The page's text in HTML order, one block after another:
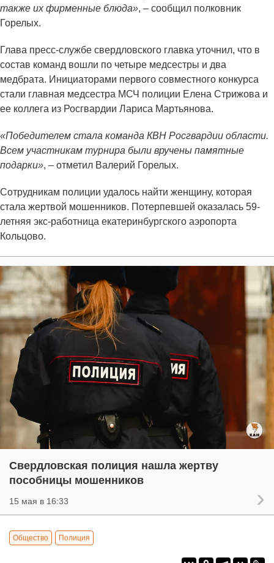
также их фирменные блюда», – сообщил полковник
Горелых.
Глава пресс-службе свердловского главка уточнил, что в
состав команд вошли по четыре медсестры и два
медбрата. Инициаторами первого совместного конкурса
стали главная медсестра МСЧ полиции Елена Стрижова и
ее коллега из Росгвардии Лариса Мартьянова.
«Победителем стала команда КВН Росгвардии области.
Всем участникам турнира были вручены памятные
подарки», – отметил Валерий Горелых.
Сотрудникам полиции удалось найти женщину, которая
стала жертвой мошенников. Потерпевшей оказалась 59-
летняя экс-работница екатеринбургского аэропорта
Кольцово.
Свердловская полиция нашла жертву
пособницы мошенников
15 мая в 16:33
Общество Полиция